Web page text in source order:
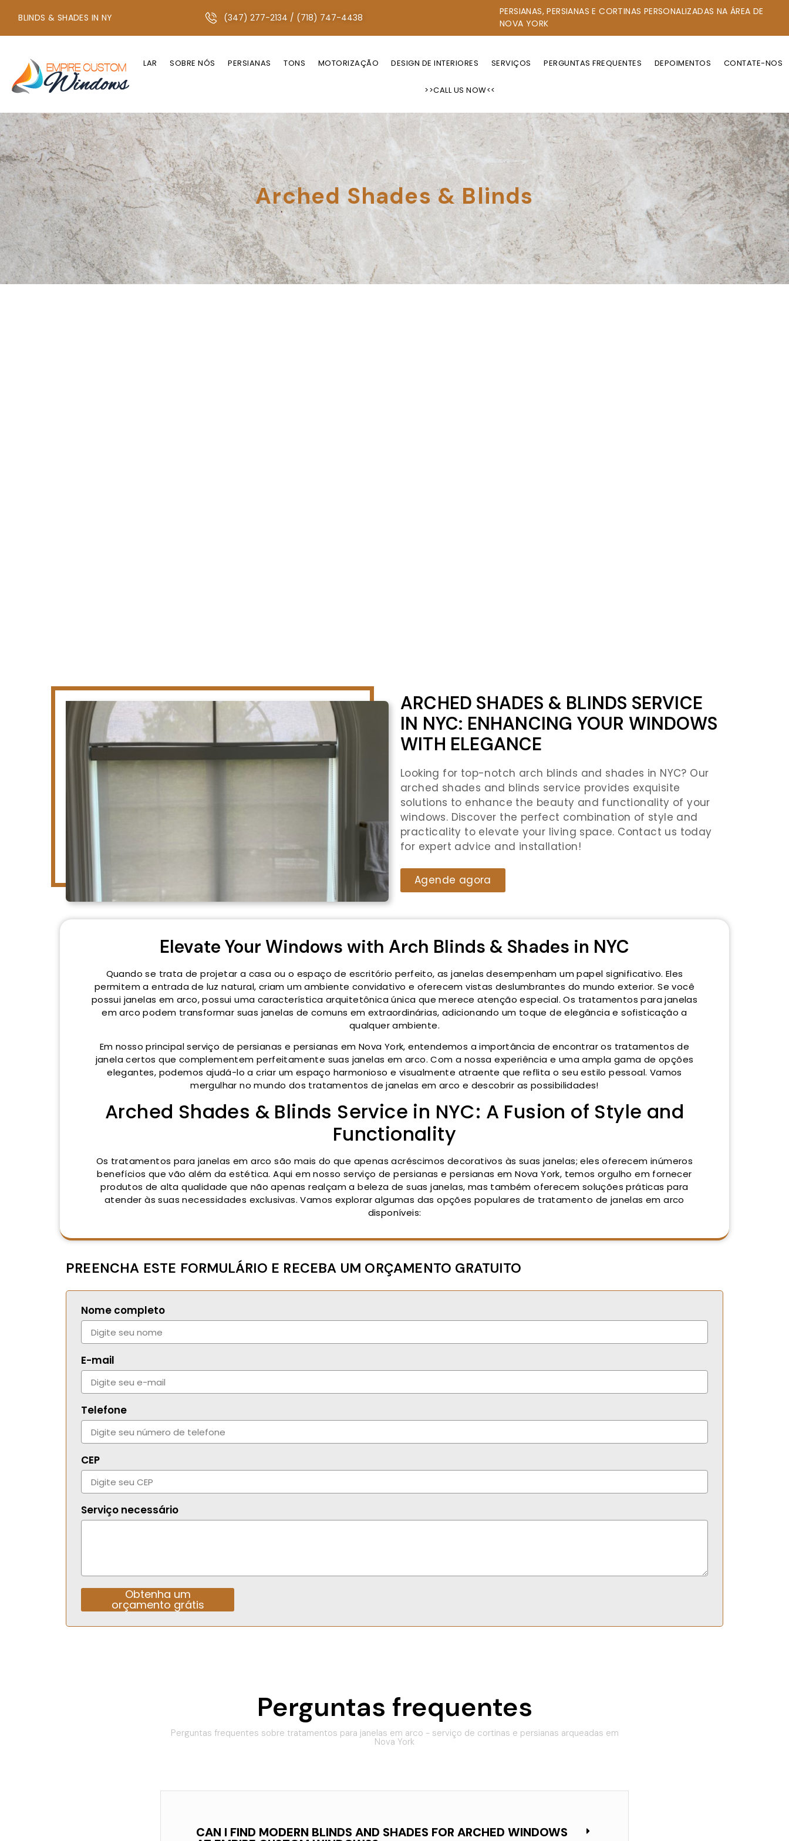
BLINDS & SHADES IN NY (347) 277-2134 / (718) 747-4438
PERSIANAS, PERSIANAS E CORTINAS PERSONALIZADAS NA ÁREA DE
NOVA YORK
+1 347-277-2134 OU +1 718-747-4438
LAR SOBRE NÓS PERSIANAS TONS MOTORIZAÇÃO DESIGN DE INTERIORES SERVIÇOS PERGUNTAS FREQUENTES DEPOIMENTOS CONTATE-NOS
>>CALL US NOW<<
Arched Shades & Blinds
ARCHED SHADES & BLINDS SERVICE
IN NYC: ENHANCING YOUR WINDOWS
WITH ELEGANCE
Looking for top-notch arch blinds and shades in NYC? Our
arched shades and blinds service provides exquisite
solutions to enhance the beauty and functionality of your
windows. Discover the perfect combination of style and
practicality to elevate your living space. Contact us today
for expert advice and installation!
Agende agora
Elevate Your Windows with Arch Blinds & Shades in NYC
Quando se trata de projetar a casa ou o espaço de escritório perfeito, as janelas desempenham um papel significativo. Eles
permitem a entrada de luz natural, criam um ambiente convidativo e oferecem vistas deslumbrantes do mundo exterior. Se você
possui janelas em arco, possui uma característica arquitetônica única que merece atenção especial. Os tratamentos para janelas
em arco podem transformar suas janelas de comuns em extraordinárias, adicionando um toque de elegância e sofisticação a
qualquer ambiente.
Em nosso principal serviço de persianas e persianas em Nova York, entendemos a importância de encontrar os tratamentos de
janela certos que complementem perfeitamente suas janelas em arco. Com a nossa experiência e uma ampla gama de opções
elegantes, podemos ajudá-lo a criar um espaço harmonioso e visualmente atraente que reflita o seu estilo pessoal. Vamos
mergulhar no mundo dos tratamentos de janelas em arco e descobrir as possibilidades!
Arched Shades & Blinds Service in NYC: A Fusion of Style and
Functionality
Os tratamentos para janelas em arco são mais do que apenas acréscimos decorativos às suas janelas; eles oferecem inúmeros
benefícios que vão além da estética. Aqui em nosso serviço de persianas e persianas em Nova York, temos orgulho em fornecer
produtos de alta qualidade que não apenas realçam a beleza de suas janelas, mas também oferecem soluções práticas para
atender às suas necessidades exclusivas. Vamos explorar algumas das opções populares de tratamento de janelas em arco
disponíveis:
PREENCHA ESTE FORMULÁRIO E RECEBA UM ORÇAMENTO GRATUITO
Nome completo
E-mail
Telefone
CEP
Serviço necessário
Obtenha um
orçamento grátis
Perguntas frequentes
Perguntas frequentes sobre tratamentos para janelas em arco - serviço de cortinas e persianas arqueadas em
Nova York
CAN I FIND MODERN BLINDS AND SHADES FOR ARCHED WINDOWS